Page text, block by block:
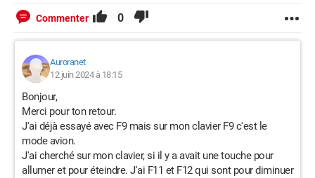
Commenter 0
Auroranet
12 juin 2024 à 18:15
Bonjour,
Merci pour ton retour.
J'ai déjà essayé avec F9 mais sur mon clavier F9 c'est le
mode avion.
J'ai cherché sur mon clavier, si il y a avait une touche pour
allumer et pour éteindre. J'ai F11 et F12 qui sont pour diminuer